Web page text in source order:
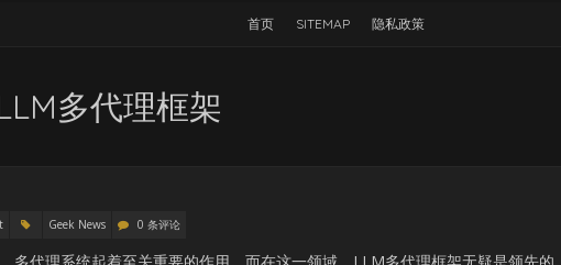
首页 SITEMAP 隐私政策
多代理框架
Geek News 0 条评论